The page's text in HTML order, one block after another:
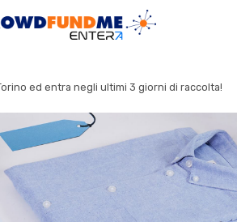
ed entra negli ultimi 3 giorni di raccolta!